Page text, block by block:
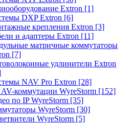
Extron [1]
DXP Extron [6]
крепления Extron [3]
и адаптеры Extron [11]
матричные коммутаторы
[7]
удлинители Extron
NAV Pro Extron [28]
коммутации WyreStorm [152]
по IP WyreStorm [35]
WyreStorm [30]
WyreStorm [5]